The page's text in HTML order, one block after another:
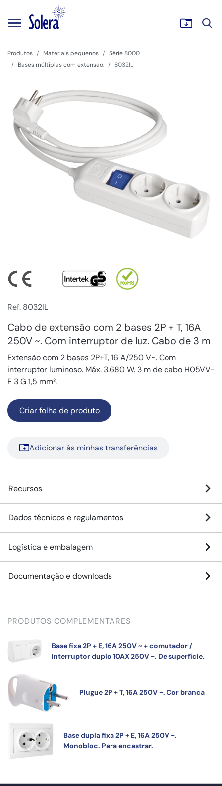
Produtos Materiais pequenos
Série 8000
Bases múltiplas com extensão.
8032IL
Ref. 8032IL
Cabo de extensão com 2 bases 2P + T, 16A
250V ~. Com interruptor de luz. Cabo de 3 m
Extensão com 2 bases 2P+T, 16 A/250 V~. Com
interruptor luminoso. Máx. 3.680 W. 3 m de cabo H05VV-
F 3 G 1,5 mm².
Criar folha de produto
Adicionar às minhas transferências
Recursos
Dados técnicos e regulamentos
Logística e embalagem
Documentação e downloads
PRODUTOS COMPLEMENTARES
Base fixa 2P + E, 16A 250V ~ + comutador /
interruptor duplo 10AX 250V ~. De superfície.
Plugue 2P + T, 16A 250V ~. Cor branca
Base dupla fixa 2P + E, 16A 250V ~.
Monobloc. Para encastrar.